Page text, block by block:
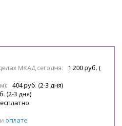
МКАД сегодня:
1 200 руб. (
404 руб. (2-3 дня)
(2-3 дня)
и оплате